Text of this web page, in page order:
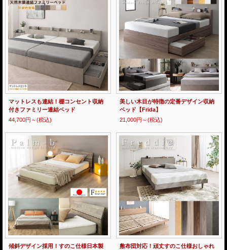
マットレスも連結！棚コンセント収納
付きファミリー連結ベッド
44,700円～(税込)
美しい木目が特徴の定番デザイン収納
ベッド【Frida】
21,000円～(税込)
傾斜デザイン採用！すのこ仕様日本製
敷布団対応！頑丈すのこ仕様おしゃれ